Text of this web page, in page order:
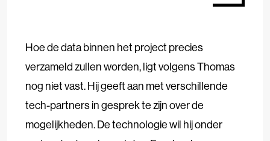
Hoe de data binnen het project precies
verzameld zullen worden, ligt volgens Thomas
nog niet vast. Hij geeft aan met verschillende
tech-partners in gesprek te zijn over de
mogelijkheden. De technologie wil hij onder